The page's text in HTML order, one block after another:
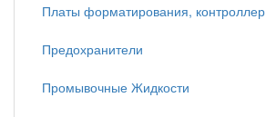
Платы форматирования, контроллер
Предохранители
Промывочные Жидкости